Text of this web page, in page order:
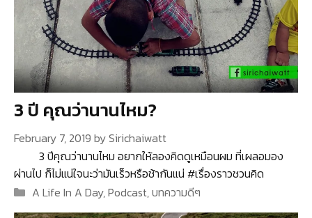
3 ปี คุณว่านานไหม?
February 7, 2019 bySirichaiwatt
3 ปีคุณว่านานไหม อยากให้ลองคิดดูเหมือนผม ที่เผลอมอง
ผ่านไป ก็ไม่แน่ใจนะว่ามันเร็วหรือช้ากันแน่ #เรื่องราวชวนคิด
Categories
A Life In A Day,Podcast,บทความดีๆ